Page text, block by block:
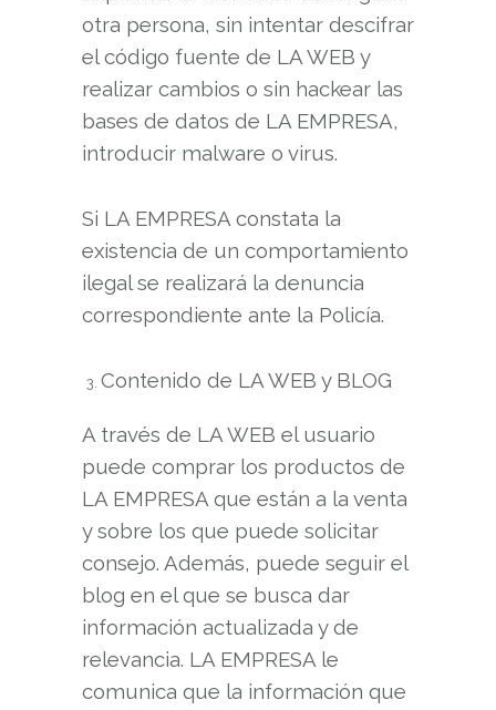
otra persona, sin intentar descifrar
el código fuente de LA WEB y
realizar cambios o sin hackear las
bases de datos de LA EMPRESA,
introducir malware o virus.
Si LA EMPRESA constata la
existencia de un comportamiento
ilegal se realizará la denuncia
correspondiente ante la Policía.
Contenido de LA WEB y BLOG
A través de LA WEB el usuario
puede comprar los productos de
LA EMPRESA que están a la venta
y sobre los que puede solicitar
consejo. Además, puede seguir el
blog en el que se busca dar
información actualizada y de
relevancia. LA EMPRESA le
comunica que la información que